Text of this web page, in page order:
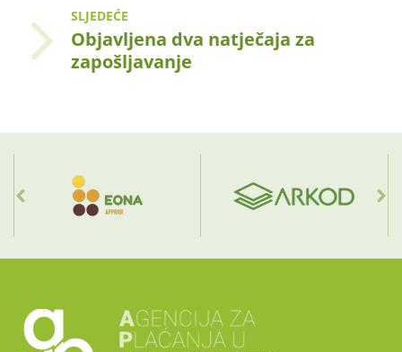
SLJEDEĆE
Objavljena dva natječaja za
zapošljavanje